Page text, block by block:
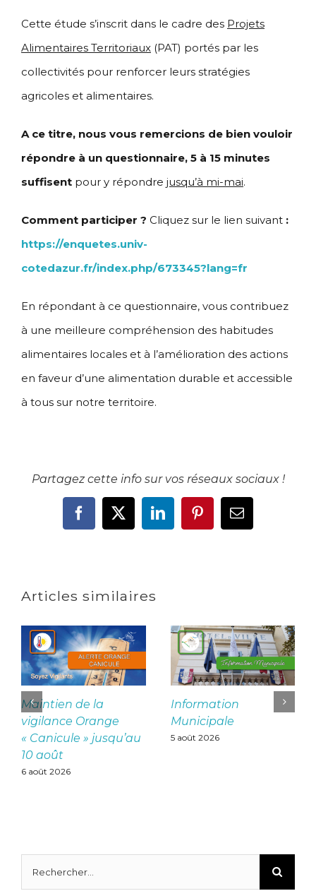
Cette étude s’inscrit dans le cadre des Projets
Alimentaires Territoriaux (PAT) portés par les
collectivités pour renforcer leurs stratégies
agricoles et alimentaires.
A ce titre, nous vous remercions de bien vouloir
répondre à un questionnaire, 5 à 15 minutes
suffisent pour y répondre jusqu’à mi-mai.
Comment participer ? Cliquez sur le lien suivant :
https://enquetes.univ-
cotedazur.fr/index.php/673345?lang=fr
En répondant à ce questionnaire, vous contribuez
à une meilleure compréhension des habitudes
alimentaires locales et à l’amélioration des actions
en faveur d’une alimentation durable et accessible
à tous sur notre territoire.
Partagez cette info sur vos réseaux sociaux !
Facebook
X LinkedInPinterestEmail
Articles similaires
Maintien de la
vigilance Orange
« Canicule » jusqu’au
10 août
6 août 2026
Information
Municipale
5 août 2026
Rechercher: